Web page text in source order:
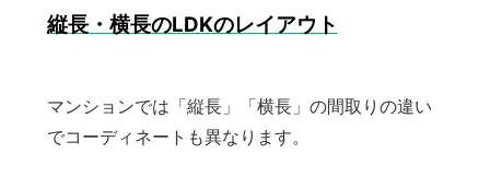
縦長・横長のLDKのレイアウト
マンションでは「縦長」「横長」の間取りの違い
でコーディネートも異なります。